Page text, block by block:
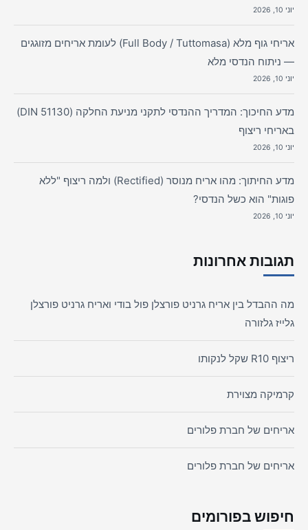
יוני 10, 2026
אריחי גוף מלא (Full Body / Tuttomasa) לעומת אריחים מזוגגים
— ניתוח הנדסי מלא
יוני 10, 2026
מדע החיכוך: המדריך ההנדסי לתקני מניעת החלקה (DIN 51130)
באריחי ריצוף
יוני 10, 2026
מדע החיתוך: מהו אריח מנוסר (Rectified) ולמה ריצוף "ללא
פוגות" הוא כשל הנדסי?
יוני 10, 2026
תגובות אחרונות
מה ההבדל בין אריח גרניט פורצלן פול בודי ואריח גרניט פורצלן
גלייז גלזורה
ריצוף R10 שקל לנקותו
קרמיקה מצוירת
אריחים של חברת פלורים
אריחים של חברת פלורים
חיפוש בפורומים